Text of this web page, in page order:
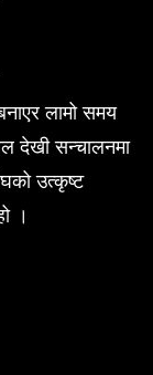
लामो समय
देखी सन्चालनमा
उत्कृष्ट
।